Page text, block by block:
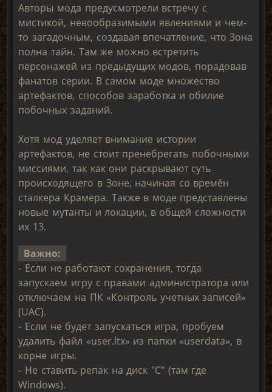
Авторы мода предусмотрели встречу с
мистикой, невообразимыми явлениями и чем-
то загадочным, создавая впечатление, что Зона
полна тайн. Там же можно встретить
персонажей из предыдущих модов, порадовав
фанатов серии. В самом моде множество
артефактов, способов заработка и обилие
побочных заданий.
Хотя мод уделяет внимание истории
артефактов, не стоит пренебрегать побочными
миссиями, так как они раскрывают суть
происходящего в Зоне, начиная со времён
сталкера Крамера. Также в моде представлены
новые мутанты и локации, в общей сложности
их 13.
Важно:
- Если не работают сохранения, тогда
запускаем игру с правами администратора или
отключаем на ПК «Контроль учетных записей»
(UAC).
- Если не будет запускаться игра, пробуем
удалить файл «user.ltx» из папки «userdata», в
корне игры.
- Не ставить репак на диск "С" (там где
Windows).